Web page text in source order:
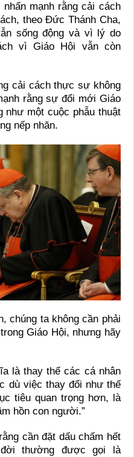
mạnh rằng cải cách
theo Đức Thánh Cha,
sống động và vì lý do
vì Giáo Hội vẫn còn
cải cách thực sự không
rằng sự đổi mới Giáo
như một cuộc phẫu thuật
nếp nhăn.
chúng ta không cần phải
Giáo Hội, nhưng hãy
là thay thế các cá nhân
dù việc thay đổi như thế
tiêu quan trọng hơn, là
hồn con người.”
cần đặt dấu chấm hết
thường được gọi là